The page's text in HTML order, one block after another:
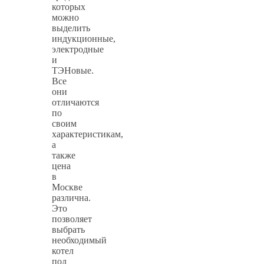
которых
можно
выделить
индукционные,
электродные
и
ТЭНовые.
Все
они
отличаются
по
своим
характеристикам,
а
также
цена
в
Москве
различна.
Это
позволяет
выбрать
необходимый
котел
под